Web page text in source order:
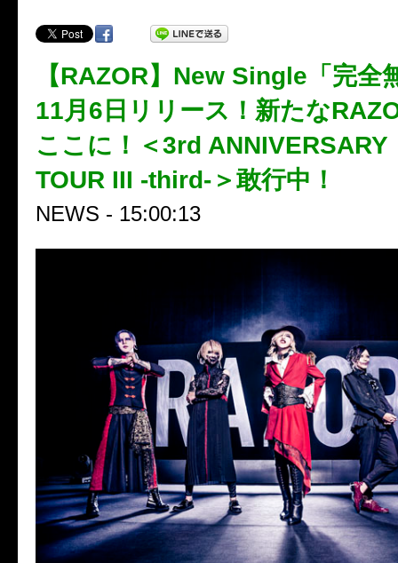
【RAZOR】New Single「完全
11月6日リリース！新たな
ここに！＜3rd
TOUR III -third-＞敢行中！
NEWS - 15:00:13